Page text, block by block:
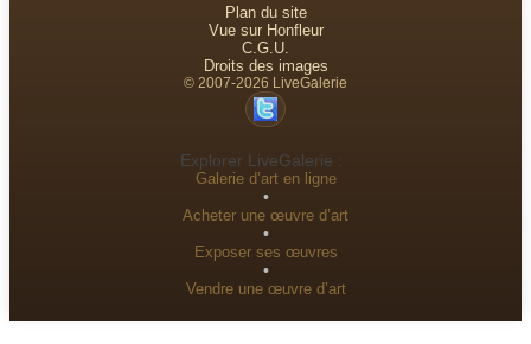
Plan du site
Vue sur Honfleur
C.G.U.
Droits des images
© 2007-2026 LiveGalerie
Explorer LiveGalerie :
Galerie d’art en ligne
•
Acheter une œuvre d’art
•
Exposer ses œuvres
•
Vendre une œuvre d’art